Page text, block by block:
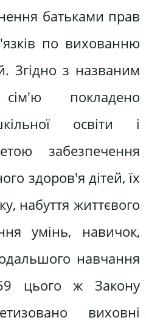
батьками прав
по вихованню
Згідно з названим
покладено
освіти і
забезпечення
здоров'я дітей, їх
набуття життєвого
умінь, навичок,
навчання
цього ж Закону
виховні